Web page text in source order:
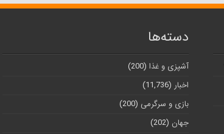
دسته‌ها
آشپزی و غذا (200)
اخبار (11,736)
بازی و سرگرمی (200)
جهان (202)